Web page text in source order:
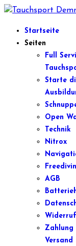
Startseite
Seiten
Full
Starte
Open
Technik
Nitrox
AGB
Zahlung
Versand